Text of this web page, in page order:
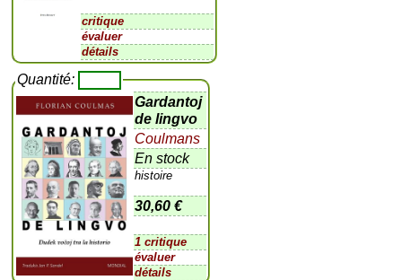
critique
évaluer
détails
Quantité:
Gardantoj
de lingvo
Coulmans
En stock
histoire
30,60 €
1 critique
évaluer
détails